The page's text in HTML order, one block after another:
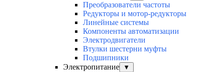
Преобразователи частоты
Редукторы и мотор-редукторы
Линейные системы
Компоненты автоматизации
Электродвигатели
Втулки шестерни муфты
Подшипники
Электропитание
▼